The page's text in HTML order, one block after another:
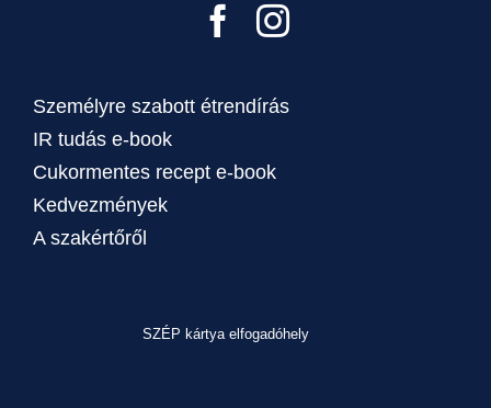
Személyre szabott étrendírás
IR tudás e-book
Cukormentes recept e-book
Kedvezmények
A szakértőről
SZÉP kártya elfogadóhely